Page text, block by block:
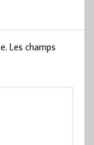
Les champs